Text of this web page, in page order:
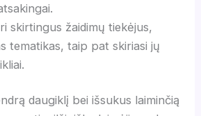
skirtingus žaidimų tiekėjus,
tematikas, taip pat skiriasi jų
daugiklį bei išsukus laiminčią